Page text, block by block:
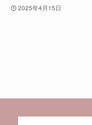
2025年4月15日